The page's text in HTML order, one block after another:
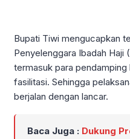
Bupati Tiwi mengucapkan
Penyelenggara Ibadah Haji
termasuk para
fasilitasi. Sehingga
berjalan dengan lancar.
Baca Juga : Dukung